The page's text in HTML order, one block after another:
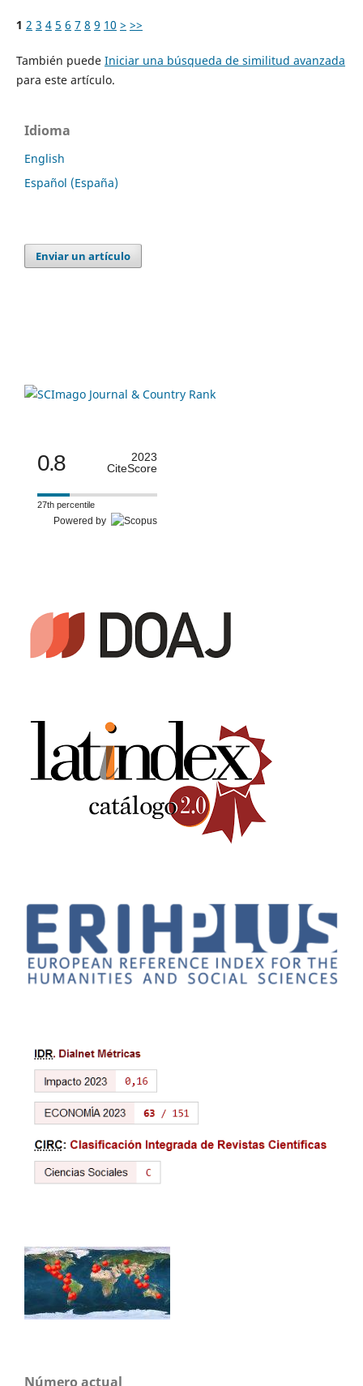
1 2 3 4 5 6 7 8 9 10 > >>
También puede Iniciar una búsqueda de similitud avanzada
para este artículo.
Idioma
English
Español (España)
Enviar un artículo
0.8
2023
CiteScore
27th percentile
Powered by
Número actual